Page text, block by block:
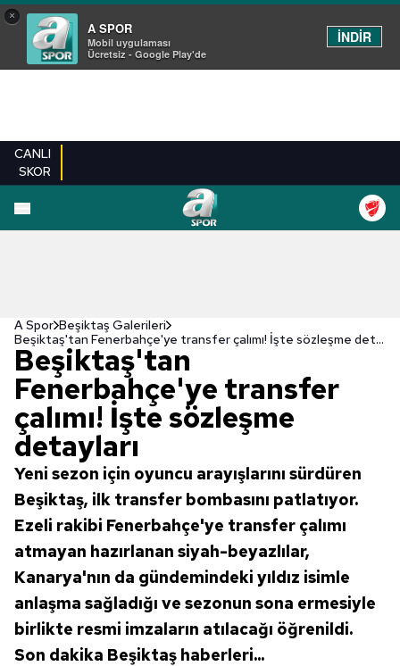
×
A SPOR
Mobil uygulaması
Ücretsiz - Google Play'de
İNDİR
CANLI
SKOR
EN YENILER
A Spor Beşiktaş Galerileri
Beşiktaş'tan Fenerbahçe'ye transfer çalımı! İşte sözleşme detayları
Beşiktaş'tan
Fenerbahçe'ye transfer
çalımı! İşte sözleşme
detayları
Yeni sezon için oyuncu arayışlarını sürdüren
Beşiktaş, ilk transfer bombasını patlatıyor.
Ezeli rakibi Fenerbahçe'ye transfer çalımı
atmayan hazırlanan siyah-beyazlılar,
Kanarya'nın da gündemindeki yıldız isimle
anlaşma sağladığı ve sezonun sona ermesiyle
birlikte resmi imzaların atılacağı öğrenildi.
Son dakika Beşiktaş haberleri...